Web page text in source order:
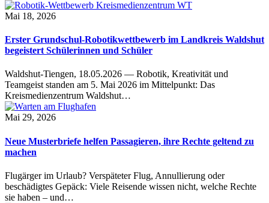
Mai 18, 2026
Erster Grundschul-Robotikwettbewerb im Landkreis Waldshut
begeistert Schülerinnen und Schüler
Waldshut-Tiengen, 18.05.2026 — Robotik, Kreativität und
Teamgeist standen am 5. Mai 2026 im Mittelpunkt: Das
Kreismedienzentrum Waldshut…
Mai 29, 2026
Neue Musterbriefe helfen Passagieren, ihre Rechte geltend zu
machen
Flugärger im Urlaub? Verspäteter Flug, Annullierung oder
beschädigtes Gepäck: Viele Reisende wissen nicht, welche Rechte
sie haben – und…